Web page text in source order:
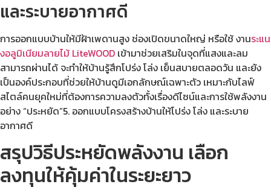
และระบายอากาศดี
การออกแบบบ้านให้มีฝ้าเพดานสูง ช่องเปิดขนาดใหญ่ หรือใช้ งานระแน
งอลูมิเนียมลายไม้ LiteWOOD เข้ามาช่วยเสริมในจุดที่แสงและลม
สามารถผ่านได้ จะทำให้บ้านรู้สึกโปร่ง โล่ง เย็นสบายตลอดวัน และยัง
เป็นองค์ประกอบที่ช่วยให้บ้านดูมีเอกลักษณ์เฉพาะตัว เหมาะกับไลฟ์
สไตล์คนยุคใหม่ที่ต้องการความลงตัวทั้งเรื่องดีไซน์และการใช้พลังงาน
อย่าง “ประหยัด”5. ออกแบบโครงสร้างบ้านให้โปร่ง โล่ง และระบาย
อากาศดี
สรุปวิธีประหยัดพลังงาน เลือก
ลงทุนให้คุ้มค่าในระยะยาว